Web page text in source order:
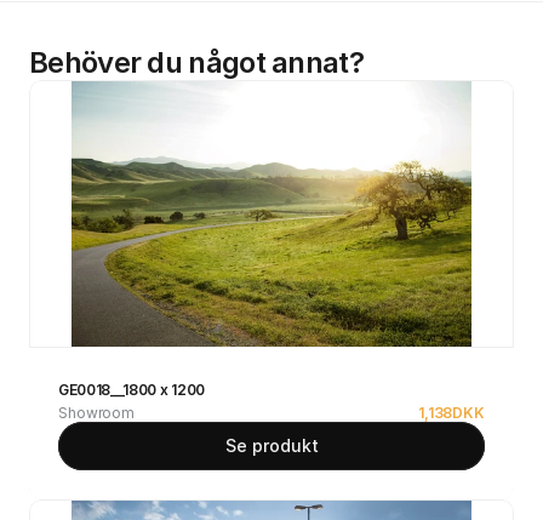
Behöver du något annat?
GE0018__1800 x 1200
Showroom
1,138DKK
Se produkt